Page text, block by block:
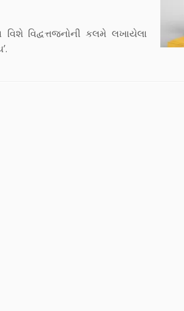
વિદ્વત્તજનોની કલમે લખાયેલા